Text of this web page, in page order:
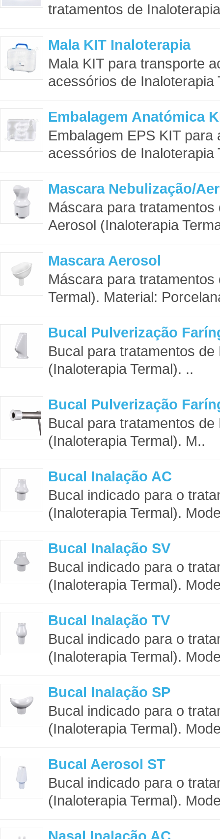
tratamentos de
Mala KIT Inaloterapia
Mala KIT para transporte
acessórios de Inaloterapia
Embalagem Anatómica
Embalagem EPS KIT
acessórios de Inaloterapia
Mascara Nebulização/
Máscara para
Aerosol (Inaloterapia
Mascara Aerosol
Máscara para
Termal). Material:
Bucal Pulverização
Bucal para tratamentos
(Inaloterapia Termal). ..
Bucal Pulverização
Bucal para tratamentos
(Inaloterapia Termal). M..
Bucal Inalação AC
Bucal indicado para o
(Inaloterapia Termal).
Bucal Inalação SV
Bucal indicado para o
(Inaloterapia Termal).
Bucal Inalação TV
Bucal indicado para o
(Inaloterapia Termal).
Bucal Inalação SP
Bucal indicado para o
(Inaloterapia Termal).
Bucal Aerosol ST
Bucal indicado para o
(Inaloterapia Termal).